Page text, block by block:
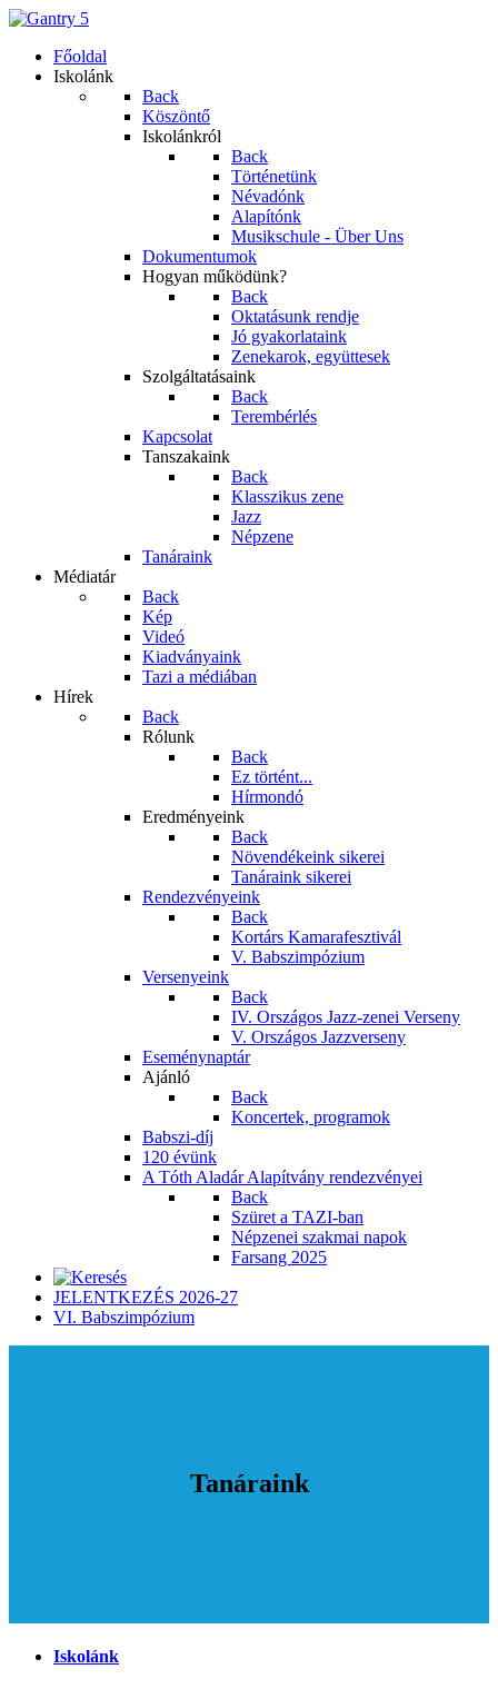
Főoldal
Iskolánk
Back
Köszöntő
Iskolánkról
Back
Történetünk
Névadónk
Alapítónk
Musikschule - Über Uns
Dokumentumok
Hogyan működünk?
Back
Oktatásunk rendje
Jó gyakorlataink
Zenekarok, együttesek
Szolgáltatásaink
Back
Terembérlés
Kapcsolat
Tanszakaink
Back
Klasszikus zene
Jazz
Népzene
Tanáraink
Médiatár
Back
Kép
Videó
Kiadványaink
Tazi a médiában
Hírek
Back
Rólunk
Back
Ez történt...
Hírmondó
Eredményeink
Back
Növendékeink sikerei
Tanáraink sikerei
Rendezvényeink
Back
Kortárs Kamarafesztivál
V. Babszimpózium
Versenyeink
Back
IV. Országos Jazz-zenei Verseny
V. Országos Jazzverseny
Eseménynaptár
Ajánló
Back
Koncertek, programok
Babszi-díj
120 évünk
A Tóth Aladár Alapítvány rendezvényei
Back
Szüret a TAZI-ban
Népzenei szakmai napok
Farsang 2025
JELENTKEZÉS 2026-27
VI. Babszimpózium
Tanáraink
Iskolánk